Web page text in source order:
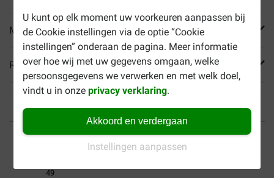
U kunt op elk moment uw voorkeuren aanpassen bij
de Cookie instellingen via de optie “Cookie
instellingen” onderaan de pagina. Meer informatie
over hoe wij met uw gegevens omgaan, welke
persoonsgegevens we verwerken en met welk doel,
vindt u in onzeprivacy verklaring.
Akkoord en verdergaan
Instellingen aanpassen
Meer informatie
Reviews
49